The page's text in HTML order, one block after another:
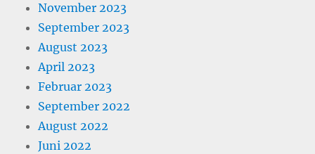
November 2023
September 2023
August 2023
April 2023
Februar 2023
September 2022
August 2022
Juni 2022